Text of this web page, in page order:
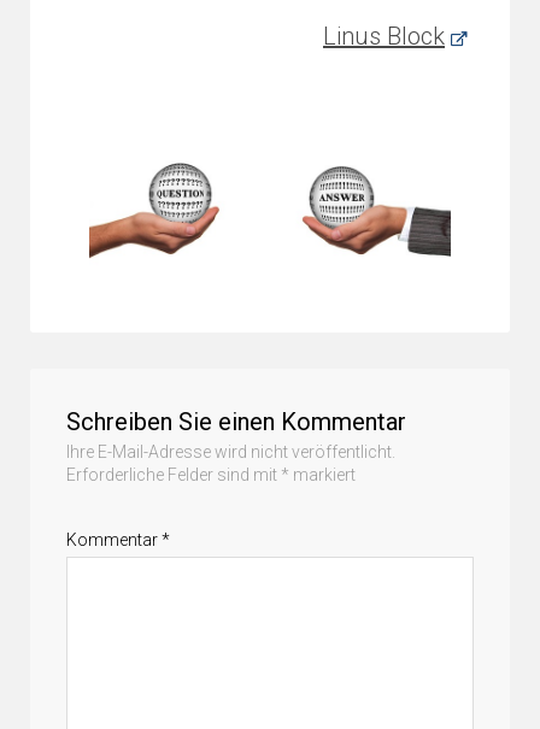
Linus Block
Schreiben Sie einen Kommentar
Ihre E-Mail-Adresse wird nicht veröffentlicht.
Erforderliche Felder sind mit * markiert
Kommentar*